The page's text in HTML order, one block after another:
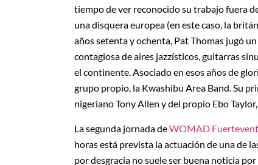
tiempo de ver reconocido su trabajo fuera
una disquera europea (en este caso, la
años setenta y ochenta, Pat Thomas jugó
contagiosa de aires jazzísticos, guitarras
el continente. Asociado en esos años de
grupo propio, la Kwashibu Area Band. Su
nigeriano Tony Allen y del propio Ebo
La segunda jornada deWOMAD
horas está prevista la actuación de una de
por desgracia no suele ser buena noticia